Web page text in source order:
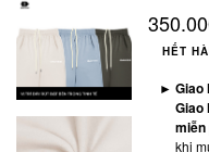
HẾT
► Giao
Giao
miễn
khi